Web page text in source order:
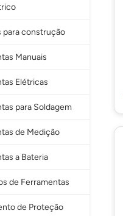
para construção
Manuais
Elétricas
para Soldagem
de Medição
a Bateria
de Ferramentas
de Proteção